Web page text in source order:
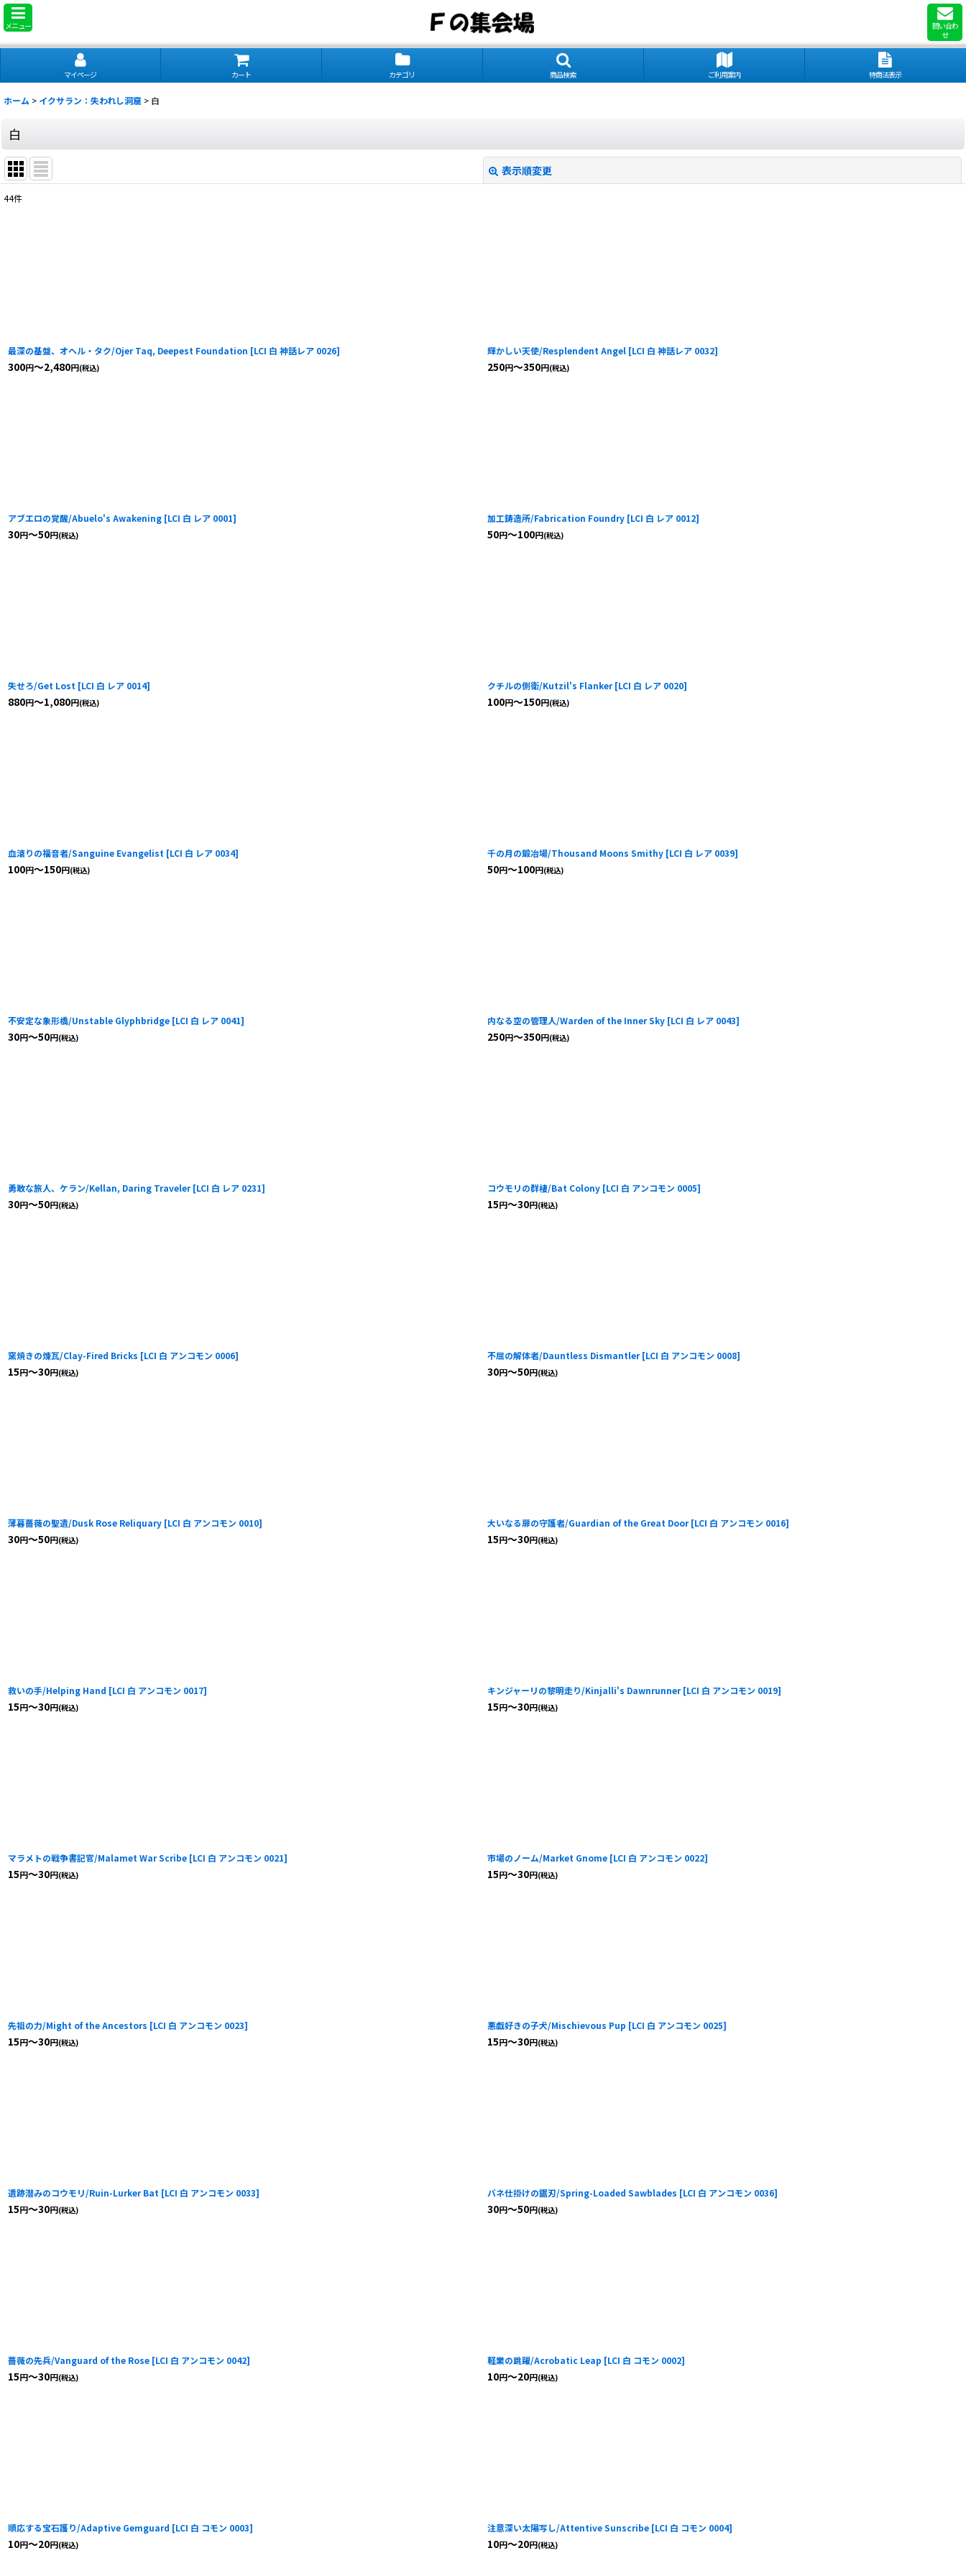
メニュー
問い合わ
せ
マイページ カート カテゴリ 商品検索 ご利用案内 特商法表示
ホーム > イクサラン：失われし洞窟 > 白
白
表示順変更
44件
最深の基盤、オヘル・タク/Ojer Taq, Deepest Foundation [LCI 白 神話レア 0026]
300円～2,480円(税込)
輝かしい天使/Resplendent Angel [LCI 白 神話レア 0032]
250円～350円(税込)
アブエロの覚醒/Abuelo's Awakening [LCI 白 レア 0001]
30円～50円(税込)
加工鋳造所/Fabrication Foundry [LCI 白 レア 0012]
50円～100円(税込)
失せろ/Get Lost [LCI 白 レア 0014]
880円～1,080円(税込)
クチルの側衛/Kutzil's Flanker [LCI 白 レア 0020]
100円～150円(税込)
血滾りの福音者/Sanguine Evangelist [LCI 白 レア 0034]
100円～150円(税込)
千の月の鍛冶場/Thousand Moons Smithy [LCI 白 レア 0039]
50円～100円(税込)
不安定な象形橋/Unstable Glyphbridge [LCI 白 レア 0041]
30円～50円(税込)
内なる空の管理人/Warden of the Inner Sky [LCI 白 レア 0043]
250円～350円(税込)
勇敢な旅人、ケラン/Kellan, Daring Traveler [LCI 白 レア 0231]
30円～50円(税込)
コウモリの群棲/Bat Colony [LCI 白 アンコモン 0005]
15円～30円(税込)
窯焼きの煉瓦/Clay-Fired Bricks [LCI 白 アンコモン 0006]
15円～30円(税込)
不屈の解体者/Dauntless Dismantler [LCI 白 アンコモン 0008]
30円～50円(税込)
薄暮薔薇の聖遺/Dusk Rose Reliquary [LCI 白 アンコモン 0010]
30円～50円(税込)
大いなる扉の守護者/Guardian of the Great Door [LCI 白 アンコモン 0016]
15円～30円(税込)
救いの手/Helping Hand [LCI 白 アンコモン 0017]
15円～30円(税込)
キンジャーリの黎明走り/Kinjalli's Dawnrunner [LCI 白 アンコモン 0019]
15円～30円(税込)
マラメトの戦争書記官/Malamet War Scribe [LCI 白 アンコモン 0021]
15円～30円(税込)
市場のノーム/Market Gnome [LCI 白 アンコモン 0022]
15円～30円(税込)
先祖の力/Might of the Ancestors [LCI 白 アンコモン 0023]
15円～30円(税込)
悪戯好きの子犬/Mischievous Pup [LCI 白 アンコモン 0025]
15円～30円(税込)
遺跡潜みのコウモリ/Ruin-Lurker Bat [LCI 白 アンコモン 0033]
15円～30円(税込)
バネ仕掛けの鋸刃/Spring-Loaded Sawblades [LCI 白 アンコモン 0036]
30円～50円(税込)
薔薇の先兵/Vanguard of the Rose [LCI 白 アンコモン 0042]
15円～30円(税込)
軽業の跳躍/Acrobatic Leap [LCI 白 コモン 0002]
10円～20円(税込)
順応する宝石護り/Adaptive Gemguard [LCI 白 コモン 0003]
10円～20円(税込)
注意深い太陽写し/Attentive Sunscribe [LCI 白 コモン 0004]
10円～20円(税込)